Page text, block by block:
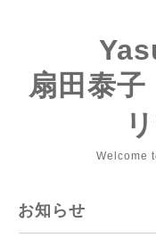
扇田泰
Welcome
お知らせ